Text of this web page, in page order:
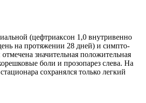
(цефтриаксон 1,0 внутривен­но
на протяжении 28 дней) и симпто­
значительная положительная
боли и прозопарез слева. На
со­хранялся только легкий